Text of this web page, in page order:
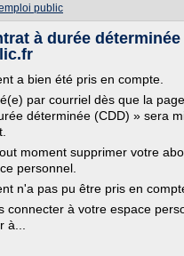
public
à durée déterminée
a bien été pris en compte.
par courriel dès que la
déterminée (CDD) » sera
moment supprimer votre
personnel.
n'a pas pu être pris en
connecter à votre espace